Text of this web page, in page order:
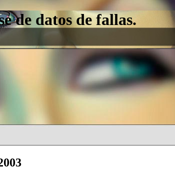
de datos de fallas.